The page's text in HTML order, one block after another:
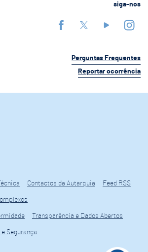
siga-nos
Perguntas Frequentes
Reportar ocorrência
Contactos da Autarquia Feed RSS
Transparência e Dados Abertos
Segurança